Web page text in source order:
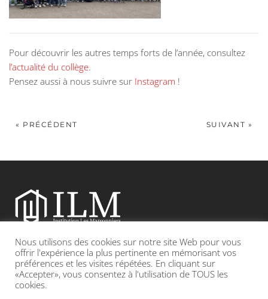
Pour découvrir les autres temps forts de l’année, consultez
l’actualité du collège.
Pensez aussi à nous suivre sur Instagram !
« PRÉCÉDENT SUIVANT »
Etablissement catholique sous contrat d’association avec l’Etat
Adresse : 19, Grande rue 69420 CONDRIEU
Nous utilisons des cookies sur notre site Web pour vous
offrir l'expérience la plus pertinente en mémorisant vos
préférences et les visites répétées. En cliquant sur
«Accepter», vous consentez à l'utilisation de TOUS les
cookies.